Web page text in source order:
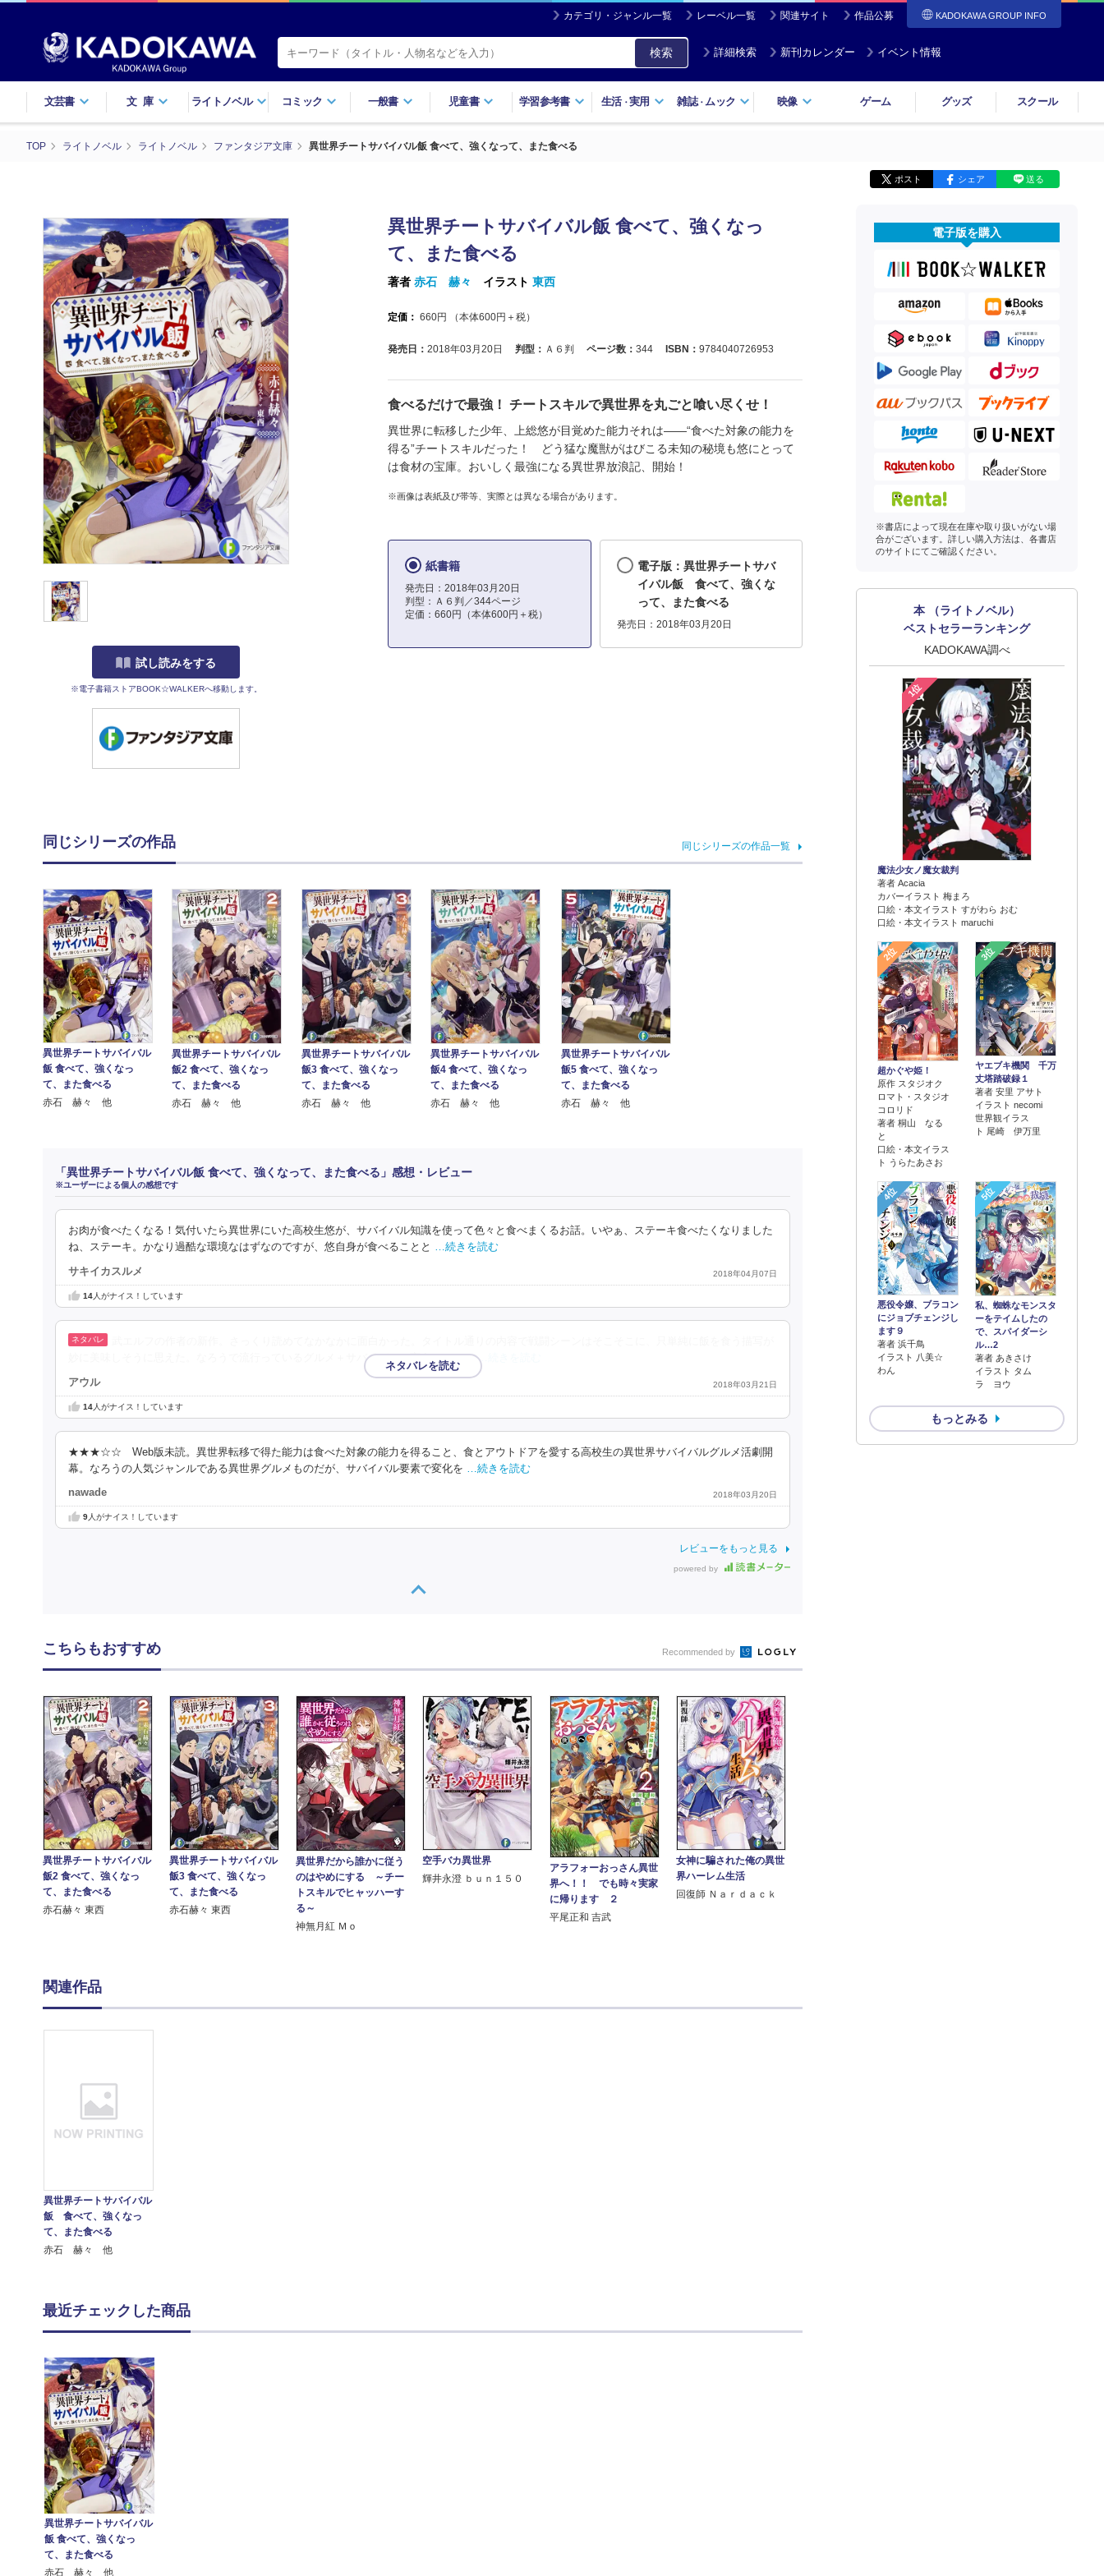
カテゴリ・ジャンル一覧 レーベル一覧 関連サイト 作品公募 KADOKAWA GROUP INFO
検索 詳細検索 新刊カレンダー イベント情報
文芸書 文庫 ライトノベル コミック 一般書 児童書 学習参考書 生活・実用 雑誌・ ムック 映像 ゲーム グッズ スクール
TOP ライトノベル ライトノベル ファンタジア文庫 異世界チートサバイバル飯 食べて、強くなって、また食べる
ポスト シェア 送る
試し読みをする
※電子書籍ストアBOOK☆WALKERへ移動します。
異世界チートサバイバル飯 食べて、強くなっ
て、また食べる
著者 赤石 赫々 イラスト 東西
定価： 660円 （本体600円＋税）
発売日： 2018年03月20日 判型： Ａ６判 ページ数： 344 ISBN： 9784040726953
食べるだけで最強！ チートスキルで異世界を丸ごと喰い尽くせ！
異世界に転移した少年、上総悠が目覚めた能力それは――“食べた対象の能力を
得る”チートスキルだった！ どう猛な魔獣がはびこる未知の秘境も悠にとって
は食材の宝庫。おいしく最強になる異世界放浪記、開始！
※画像は表紙及び帯等、実際とは異なる場合があります。
紙書籍
発売日：2018年03月20日
判型：Ａ６判／344ページ
定価：660円（本体600円＋税）
電子版：異世界チートサバ
イバル飯 食べて、強くな
って、また食べる
発売日：2018年03月20日
同じシリーズの作品 同じシリーズの作品一覧
異世界チートサバイバル
飯 食べて、強くなっ
て、また食べる
赤石 赫々 他
異世界チートサバイバル
飯2 食べて、強くなっ
て、また食べる
赤石 赫々 他
異世界チートサバイバル
飯3 食べて、強くなっ
て、また食べる
赤石 赫々 他
異世界チートサバイバル
飯4 食べて、強くなっ
て、また食べる
赤石 赫々 他
異世界チートサバイバル
飯5 食べて、強くなっ
て、また食べる
赤石 赫々 他
「異世界チートサバイバル飯 食べて、強くなって、また食べる」感想・レビュー
※ユーザーによる個人の感想です
お肉が食べたくなる！気付いたら異世界にいた高校生悠が、サバイバル知識を使って色々と食べまくるお話。いやぁ、ステーキ食べたくなりました
ね、ステーキ。かなり過酷な環境なはずなのですが、悠自身が食べることと …続きを読む
サキイカスルメ 2018年04月07日
14人がナイス！しています
妙に美味しそうに思えた。なろうで流行っているグルメ＋サバイバルと言うちょっと …続きを読む
アウル 2018年03月21日
14人がナイス！しています
★★★☆☆ Web版未読。異世界転移で得た能力は食べた対象の能力を得ること、食とアウトドアを愛する高校生の異世界サバイバルグルメ活劇開
幕。なろうの人気ジャンルである異世界グルメものだが、サバイバル要素で変化を
…続きを読む
nawade 2018年03月20日
9人がナイス！しています
レビューをもっと見る
powered by
電子版を購入
※書店によって現在在庫や取り扱いがない場
合がございます。詳しい購入方法は、各書店
のサイトにてご確認ください。
本 （ライトノベル）
ベストセラーランキング
KADOKAWA調べ
1位
魔法少女ノ魔女裁判
著者 Acacia
カバーイラスト 梅まろ
口絵・本文イラスト すがわら おむ
口絵・本文イラスト maruchi
2位
超かぐや姫！
原作 スタジオク
ロマト・スタジオ
コロリド
著者 桐山 なる
と
口絵・本文イラス
ト うらたあさお
3位
ヤエブキ機関 千万
丈塔踏破録１
著者 安里 アサト
イラスト necomi
世界観イラス
ト 尾崎 伊万里
4位
悪役令嬢、ブラコン
にジョブチェンジし
ます９
著者 浜千鳥
イラスト 八美☆
わん
5位
私、蜘蛛なモンスタ
ーをテイムしたの
で、スパイダーシ
ル…2
著者 あきさけ
イラスト タム
ラ ヨウ
もっとみる
こちらもおすすめ Recommended by
異世界チートサバイバル
飯2 食べて、強くなっ
て、また食べる
赤石赫々 東西
異世界チートサバイバル
飯3 食べて、強くなっ
て、また食べる
赤石赫々 東西
異世界だから誰かに従う
のはやめにする ～チー
トスキルでヒャッハーす
る～
神無月紅 Ｍｏ
空手バカ異世界
輝井永澄 ｂｕｎ１５０
アラフォーおっさん異世
界へ！！ でも時々実家
に帰ります ２
平尾正和 吉武
女神に騙された俺の異世
界ハーレム生活
回復師 Ｎａｒｄａｃｋ
関連作品
異世界チートサバイバル
飯 食べて、強くなっ
て、また食べる
赤石 赫々 他
最近チェックした商品
異世界チートサバイバル
飯 食べて、強くなっ
て、また食べる
赤石 赫々 他